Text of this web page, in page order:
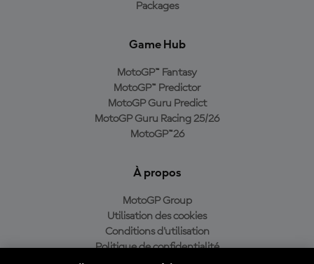
Packages
Game Hub
MotoGP™ Fantasy
MotoGP™ Predictor
MotoGP Guru Predict
MotoGP Guru Racing 25/26
MotoGP™26
À propos
MotoGP Group
Utilisation des cookies
Conditions d'utilisation
Politique de confidentialité